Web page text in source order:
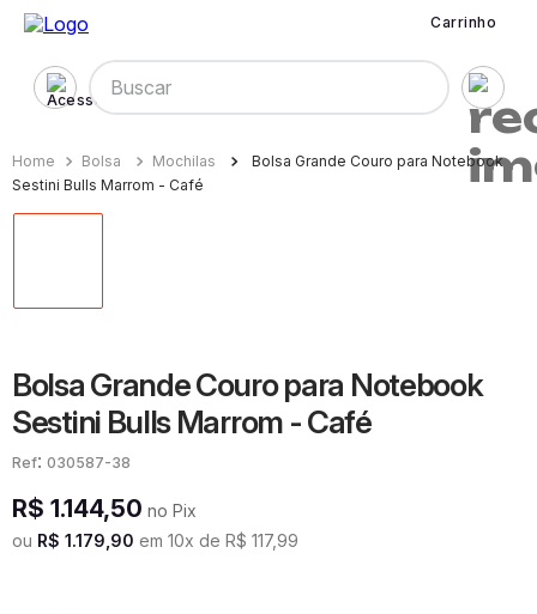
Carrinho
Buscar
Bolsa Mochilas
Bolsa Grande Couro para Notebook
Sestini Bulls Marrom - Café
Bolsa Grande Couro para Notebook
Sestini Bulls Marrom - Café
: 030587-38
R$ 1.144,50 no Pix
ou R$ 1.179 90 em 10x de R$ 117,99